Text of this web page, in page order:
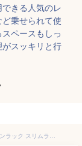
きる人気のレ
乗せられて使
ペースもしっ
スッキリと行
【正午~P5倍】 レンジラック レンジ台 スリム キッチンラック スリムラック キッチン収納棚 幅39cm 6段 高耐荷設計 引き出し付 省スペース 電子レンジ台 ナチュラル ブラウン オープンラック スライド キッチン収納 おしゃれ 食器棚 棚 ラック ゴミ 箱